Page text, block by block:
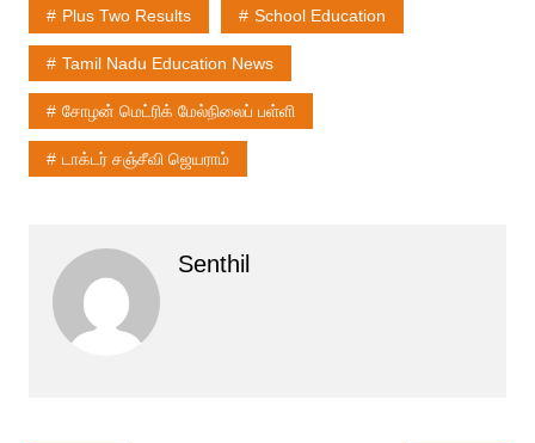
Plus Two Results School Education
Tamil Nadu Education News
சோழன் மெட்ரிக் மேல்நிலைப் பள்ளி
டாக்டர் சஞ்சீவி ஜெயராம்
Senthil